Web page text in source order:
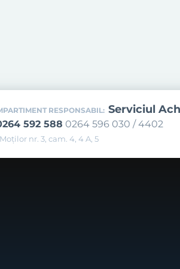
RESPONSABIL: Serviciul
592 588 0264 596 030 / 4402
nr. 3, cam. 4, 4 A, 5